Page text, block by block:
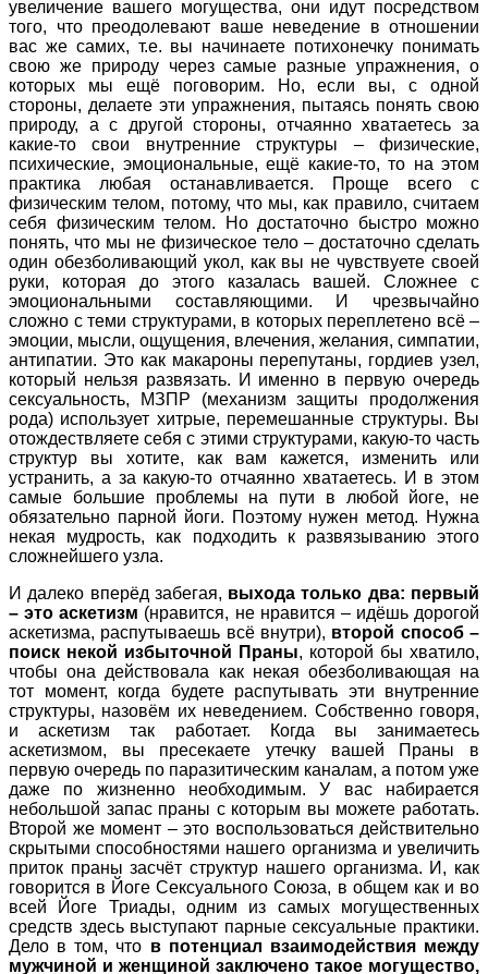
увеличение вашего могущества, они идут посредством
того, что преодолевают ваше неведение в отношении
вас же самих, т.е. вы начинаете потихонечку понимать
свою же природу через самые разные упражнения, о
которых мы ещё поговорим. Но, если вы, с одной
стороны, делаете эти упражнения, пытаясь понять свою
природу, а с другой стороны, отчаянно хватаетесь за
какие-то свои внутренние структуры – физические,
психические, эмоциональные, ещё какие-то, то на этом
практика любая останавливается. Проще всего с
физическим телом, потому, что мы, как правило, считаем
себя физическим телом. Но достаточно быстро можно
понять, что мы не физическое тело – достаточно сделать
один обезболивающий укол, как вы не чувствуете своей
руки, которая до этого казалась вашей. Сложнее с
эмоциональными составляющими. И чрезвычайно
сложно с теми структурами, в которых переплетено всё –
эмоции, мысли, ощущения, влечения, желания, симпатии,
антипатии. Это как макароны перепутаны, гордиев узел,
который нельзя развязать. И именно в первую очередь
сексуальность, МЗПР (механизм защиты продолжения
рода) использует хитрые, перемешанные структуры. Вы
отождествляете себя с этими структурами, какую-то часть
структур вы хотите, как вам кажется, изменить или
устранить, а за какую-то отчаянно хватаетесь. И в этом
самые большие проблемы на пути в любой йоге, не
обязательно парной йоги. Поэтому нужен метод. Нужна
некая мудрость, как подходить к развязыванию этого
сложнейшего узла.
И далеко вперёд забегая, выхода только два: первый
– это аскетизм (нравится, не нравится – идёшь дорогой
аскетизма, распутываешь всё внутри), второй способ –
поиск некой избыточной Праны, которой бы хватило,
чтобы она действовала как некая обезболивающая на
тот момент, когда будете распутывать эти внутренние
структуры, назовём их неведением. Собственно говоря,
и аскетизм так работает. Когда вы занимаетесь
аскетизмом, вы пресекаете утечку вашей Праны в
первую очередь по паразитическим каналам, а потом уже
даже по жизненно необходимым. У вас набирается
небольшой запас праны с которым вы можете работать.
Второй же момент – это воспользоваться действительно
скрытыми способностями нашего организма и увеличить
приток праны засчёт структур нашего организма. И, как
говорится в Йоге Сексуального Союза, в общем как и во
всей Йоге Триады, одним из самых могущественных
средств здесь выступают парные сексуальные практики.
Дело в том, что в потенциал взаимодействия между
мужчиной и женщиной заключено такое могущество,